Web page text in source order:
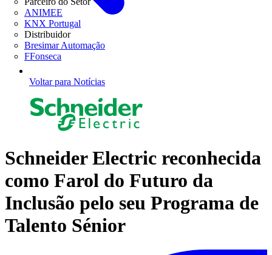
ANIMEE
KNX Portugal
Distribuidor
Bresimar Automação
FFonseca
Voltar para Notícias
Schneider Electric reconhecida
como Farol do Futuro da
Inclusão pelo seu Programa de
Talento Sénior